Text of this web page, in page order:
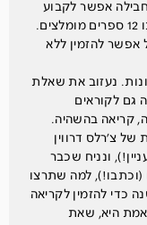
אפשר לקבוע
לפי הזמן הפנוי לקריאה. ספר לחודש? הזמינו 12 ספרים מומלצים.
אפשר להזמין ללא
נעזוב את שאלת
גם לקוראים
קריאה בהשהיה.
צ׳רלס דרווין
ונניח שכבר
(וכתבו!), למה שתרצו
כדי להזמין לקריאה
היא, שאת